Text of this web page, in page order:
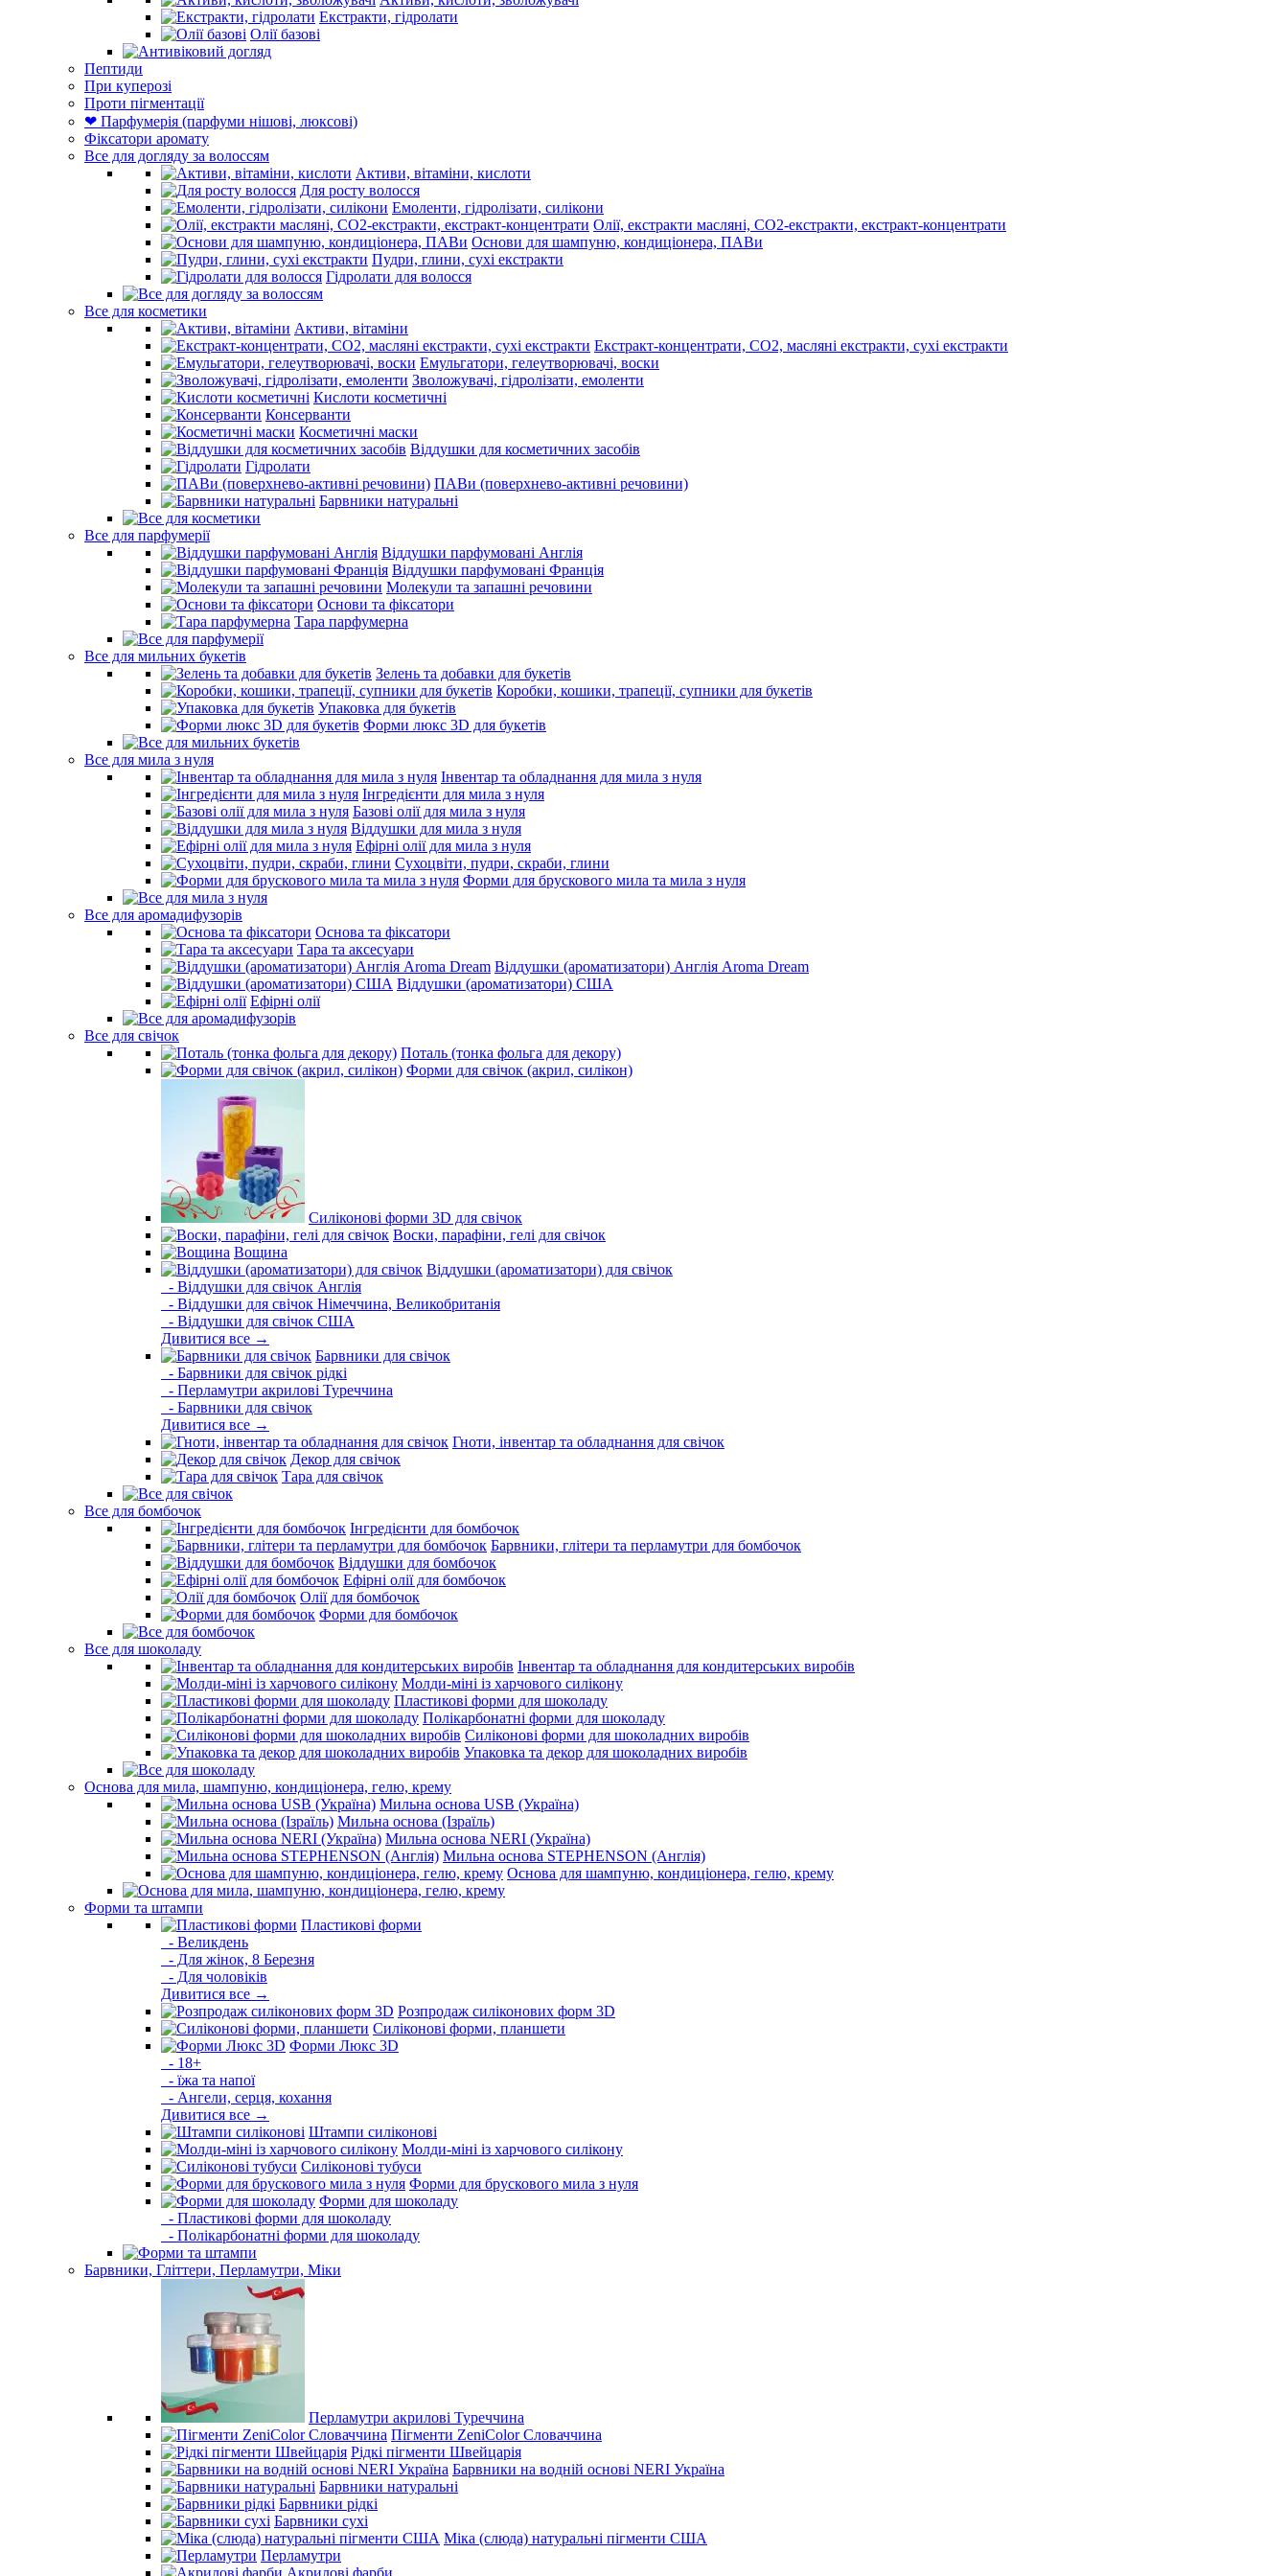
Екстракти, гідролати
Олії базові
Пептиди
При куперозі
Проти пігментації
❤ Парфумерія (парфуми нішові, люксові)
Фіксатори аромату
Все для догляду за волоссям
Активи, вітаміни, кислоти
Для росту волосся
Емоленти, гідролізати, силікони
Олії, екстракти масляні, СО2-екстракти, екстракт-концентрати
Основи для шампуню, кондиціонера, ПАВи
Пудри, глини, сухі екстракти
Гідролати для волосся
Все для косметики
Активи, вітаміни
Екстракт-концентрати, СО2, масляні екстракти, сухі екстракти
Емульгатори, гелеутворювачі, воски
Зволожувачі, гідролізати, емоленти
Кислоти косметичні
Консерванти
Косметичні маски
Віддушки для косметичних засобів
Гідролати
ПАВи (поверхнево-активні речовини)
Барвники натуральні
Все для парфумерії
Віддушки парфумовані Англія
Віддушки парфумовані Франція
Молекули та запашні речовини
Основи та фіксатори
Тара парфумерна
Все для мильних букетів
Зелень та добавки для букетів
Коробки, кошики, трапеції, супники для букетів
Упаковка для букетів
Форми люкс 3D для букетів
Все для мила з нуля
Інвентар та обладнання для мила з нуля
Інгредієнти для мила з нуля
Базові олії для мила з нуля
Віддушки для мила з нуля
Ефірні олії для мила з нуля
Сухоцвіти, пудри, скраби, глини
Форми для брускового мила та мила з нуля
Все для аромадифузорів
Основа та фіксатори
Тара та аксесуари
Віддушки (ароматизатори) Англія Aroma Dream
Віддушки (ароматизатори) США
Ефірні олії
Все для свічок
Поталь (тонка фольга для декору)
Форми для свічок (акрил, силікон)
Силіконові форми 3D для свічок
Воски, парафіни, гелі для свічок
Вощина
Віддушки (ароматизатори) для свічок
- Віддушки для свічок Англія
- Віддушки для свічок Німеччина, Великобританія
- Віддушки для свічок США
Дивитися все →
Барвники для свічок
- Барвники для свічок рідкі
- Перламутри акрилові Туреччина
- Барвники для свічок
Дивитися все →
Гноти, інвентар та обладнання для свічок
Декор для свічок
Тара для свічок
Все для бомбочок
Інгредієнти для бомбочок
Барвники, глітери та перламутри для бомбочок
Віддушки для бомбочок
Ефірні олії для бомбочок
Олії для бомбочок
Форми для бомбочок
Все для шоколаду
Інвентар та обладнання для кондитерських виробів
Молди-міні із харчового силікону
Пластикові форми для шоколаду
Полікарбонатні форми для шоколаду
Силіконові форми для шоколадних виробів
Упаковка та декор для шоколадних виробів
Основа для мила, шампуню, кондиціонера, гелю, крему
Мильна основа USB (Україна)
Мильна основа (Ізраїль)
Мильна основа NERI (Україна)
Мильна основа STEPHENSON (Англія)
Основа для шампуню, кондиціонера, гелю, крему
Форми та штампи
Пластикові форми
- Великдень
- Для жінок, 8 Березня
- Для чоловіків
Дивитися все →
Розпродаж силіконових форм 3D
Силіконові форми, планшети
Форми Люкс 3D
- 18+
- їжа та напої
- Ангели, серця, кохання
Дивитися все →
Штампи силіконові
Молди-міні із харчового силікону
Силіконові тубуси
Форми для брускового мила з нуля
Форми для шоколаду
- Пластикові форми для шоколаду
- Полікарбонатні форми для шоколаду
Барвники, Гліттери, Перламутри, Міки
Перламутри акрилові Туреччина
Пігменти ZeniColor Словаччина
Рідкі пігменти Швейцарія
Барвники на водній основі NERI Україна
Барвники натуральні
Барвники рідкі
Барвники сухі
Міка (слюда) натуральні пігменти США
Перламутри
Акрилові фарби